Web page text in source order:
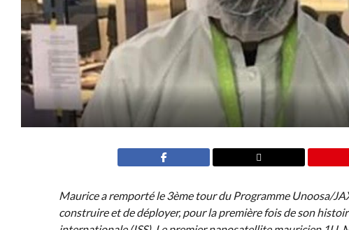
Maurice a remporté le 3ème tour du Programme Unoosa/
construire et de déployer, pour la première fois de son